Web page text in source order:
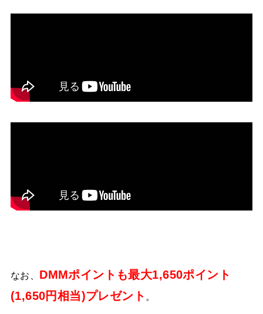
なお、 DMMポイントも最大1,650ポイント
(1,650円相当)プレゼント 。